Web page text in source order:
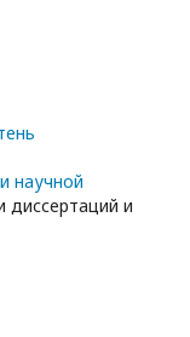
научной
диссертаций и